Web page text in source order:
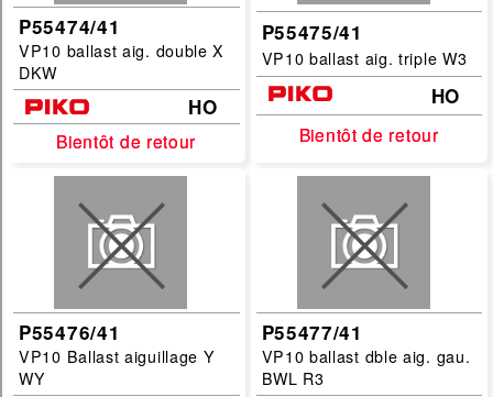
P55474/41
VP10 ballast aig. double X
DKW
HO
Bientôt de retour
Bientôt de retour
P55475/41
VP10 ballast aig. triple W3
HO
Bientôt de retour
Bientôt de retour
P55476/41
VP10 Ballast aiguillage Y
WY
P55477/41
VP10 ballast dble aig. gau.
BWL R3